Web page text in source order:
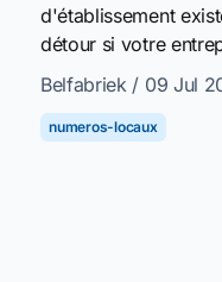
d'établissement
détour si votre
Belfabriek / 09 Jul
numeros-locaux